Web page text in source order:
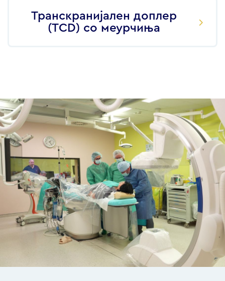
Транскранијален доплер
(TCD) со меурчиња